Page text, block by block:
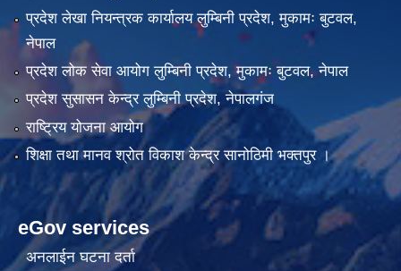
प्रदेश लेखा नियन्त्रक कार्यालय लुम्बिनी प्रदेश, मुकामः बुटवल,
नेपाल
प्रदेश लोक सेवा आयोग लुम्बिनी प्रदेश, मुकामः बुटवल, नेपाल
प्रदेश सुसासन केन्द्र लुम्बिनी प्रदेश, नेपालगंज
राष्ट्रिय योजना आयोग
शिक्षा तथा मानव श्रोत विकाश केन्द्र सानोठिमी भक्तपुर ।
eGov services
अनलाईन घटना दर्ता